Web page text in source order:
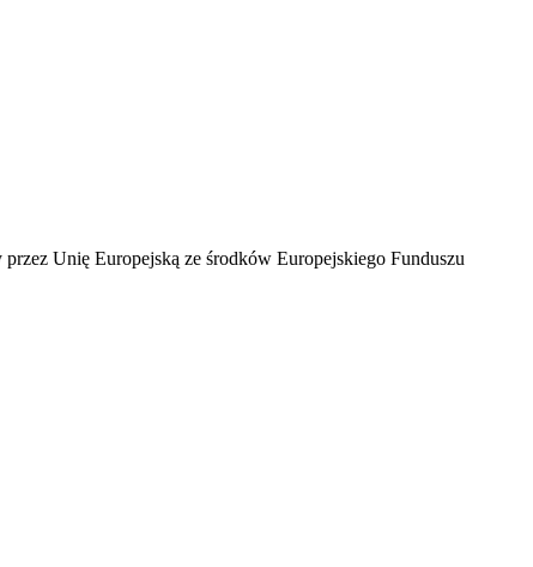
Unię Europejską ze środków Europejskiego Funduszu